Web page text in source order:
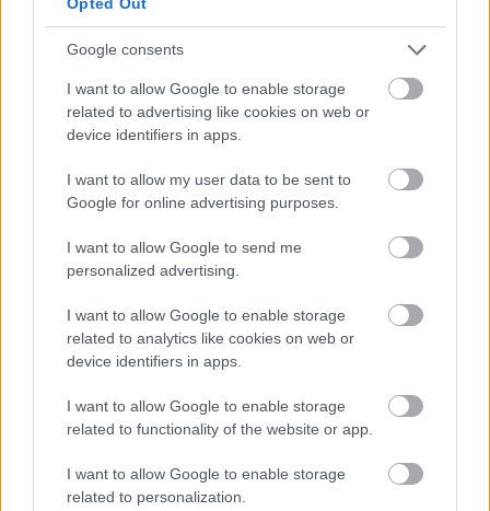
Google consents
I want to allow Google to enable storage
related to advertising like cookies on web or
device identifiers in apps.
I want to allow my user data to be sent to
Google for online advertising purposes.
I want to allow Google to send me
personalized advertising.
I want to allow Google to enable storage
related to analytics like cookies on web or
device identifiers in apps.
I want to allow Google to enable storage
related to functionality of the website or app.
I want to allow Google to enable storage
related to personalization.
ψηφιακά δίκτυα.
εθνικό χώρο σε πέντε βασικές κατηγορίες
τουριστικής ανάπτυξης, ανάλογα με τον βαθμό
περιοχής. Οιπεριοχές κατηγορίας Α αφορούν
ζώνες ελεγχόμενης ανάπτυξης, δηλαδή
προορισμούς με ήδη υψηλή τουριστική
επιβάρυνση όπου προβλέπονται αυστηρότεροι
ι περιοχές Β χαρακτηρίζονται
ως αναπτυγμένες τουριστικά.Οι κατηγορίες Γ,
Δ και Ε αφορούν αναπτυσσόμενες περιοχές,
ενίσχυσης ειδικής ανάπτυξης, όπου το πλαίσιο
επιχειρεί να κατευθύνει νέα τουριστική
δραστηριότητα και επενδύσεις. Παράλληλα,
προβλέπονταιειδικές ρυθμίσεις για